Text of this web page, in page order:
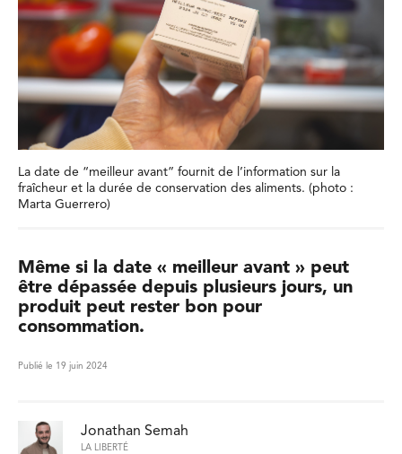
La date de “meilleur avant” fournit de l’information sur la
fraîcheur et la durée de conservation des aliments. (photo :
Marta Guerrero)
Même si la date « meilleur avant » peut
être dépassée depuis plusieurs jours, un
produit peut rester bon pour
consommation.
Publié le 19 juin 2024
Jonathan Semah
LA LIBERTÉ